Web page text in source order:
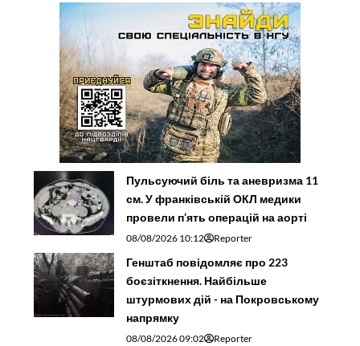
Пульсуючий біль та аневризма 11
см. У франківській ОКЛ медики
провели п’ять операцій на аорті
08/08/2026 10:12 Reporter
Генштаб повідомляє про 223
боєзіткнення. Найбільше
штурмових дій - на Покровському
напрямку
08/08/2026 09:02 Reporter